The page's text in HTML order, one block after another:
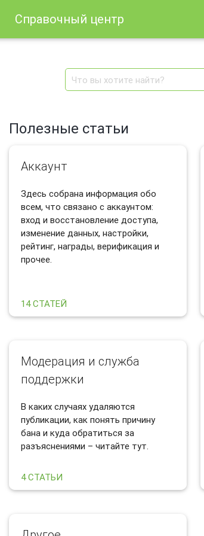
Справочный центр
Полезные статьи
Аккаунт
Здесь собрана информация обо
всем, что связано с аккаунтом:
вход и восстановление доступа,
изменение данных, настройки,
рейтинг, награды, верификация и
прочее.
14 СТАТЕЙ
Модерация и служба
поддержки
В каких случаях удаляются
публикации, как понять причину
бана и куда обратиться за
разъяснениями – читайте тут.
4 СТАТЬИ